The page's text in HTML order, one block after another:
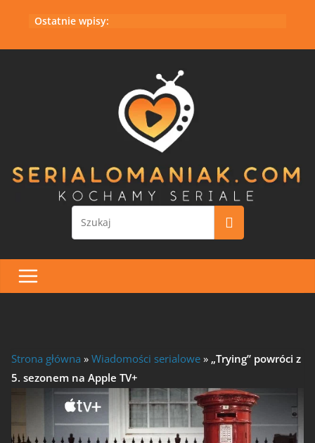
Ostatnie wpisy:
Strona główna » Wiadomości serialowe » „Trying” powróci z
5. sezonem na Apple TV+